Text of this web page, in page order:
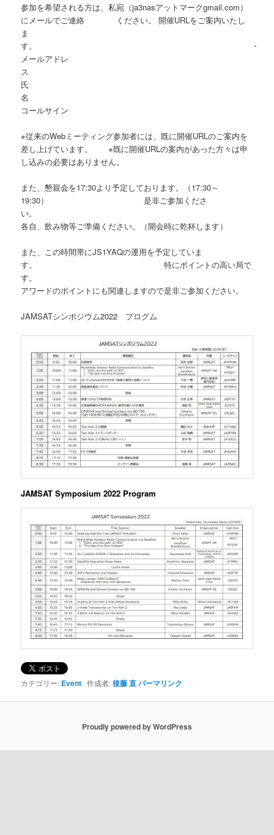
参加を希望される方は、私宛（ja3nasアットマークgmail.com）
にメールでご連絡 ください。 開催URLをご案内いたし
ま
す。 ・
メールアドレ
ス
氏
名
コールサイン
※従来のWebミーティング参加者には、既に開催URLのご案内を
差し上げています。 ※既に開催URLの案内があった方々は申
し込みの必要はありません。
また、懇親会を17:30より予定しております。（17:30～
19:30） 是非ご参加くださ
い
各自、飲み物等ご準備ください。（開会時に乾杯します）
また、この時間帯にJS1YAQの運用を予定していま
す。 特にポイントの高い局で
す。
アワードのポイントにも関連しますので是非ご参加ください。
JAMSATシンポジウム2022 プログム
JAMSAT Symposium 2022 Program
カテゴリー: Event 作成者:後藤 直パーマリンク
Proudly powered by WordPress